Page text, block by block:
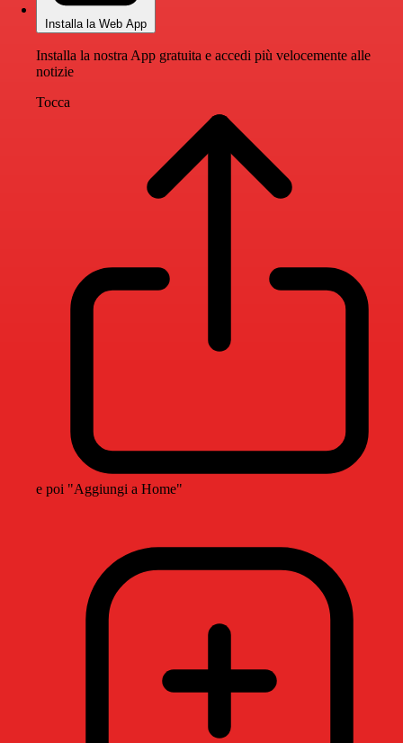
Installa la Web App
Installa la nostra App gratuita e accedi più velocemente alle
notizie
Tocca
e poi "Aggiungi a Home"